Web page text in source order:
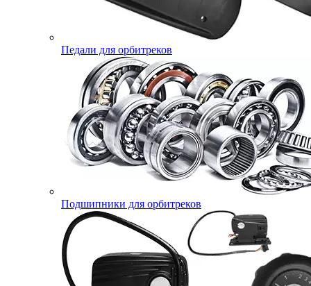
Педали для орбитреков
Подшипники для орбитреков